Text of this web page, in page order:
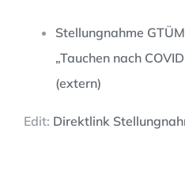
Stellungnahme
„Tauchen nach
(extern)
Edit: Direktlink